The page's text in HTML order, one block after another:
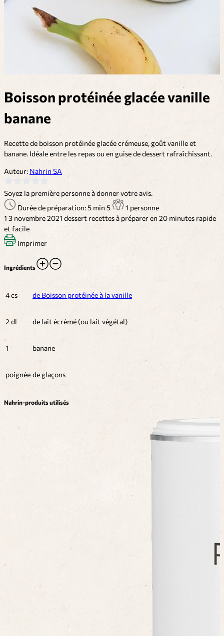
Boisson protéinée glacée vanille
banane
Recette de boisson protéinée glacée crémeuse, goût vanille et
banane. Idéale entre les repas ou en guise de dessert rafraîchissant.
Auteur: Nahrin SA
Soyez la première personne à donner votre avis.
Durée de préparation: 5 min 5
1 personne
1 3 novembre 2021 dessert recettes à préparer en 20 minutes rapide
et facile
Imprimer
Ingrédients
4 cs de Boisson protéinée à la vanille
2 dl de lait écrémé (ou lait végétal)
1 banane
poignée de glaçons
Nahrin-produits utilisés